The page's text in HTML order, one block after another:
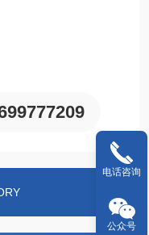
电话咨询
公众号